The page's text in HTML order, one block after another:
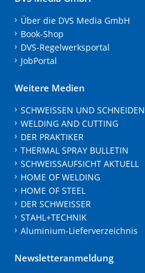
Über die DVS Media GmbH
Book-Shop
DVS-Regelwerksportal
JobPortal
Weitere Medien
SCHWEISSEN UND SCHNEIDEN
WELDING AND CUTTING
DER PRAKTIKER
THERMAL SPRAY BULLETIN
SCHWEISSAUFSICHT AKTUELL
HOME OF WELDING
HOME OF STEEL
DER SCHWEISSER
STAHL+TECHNIK
Aluminium-Lieferverzeichnis
Newsletteranmeldung